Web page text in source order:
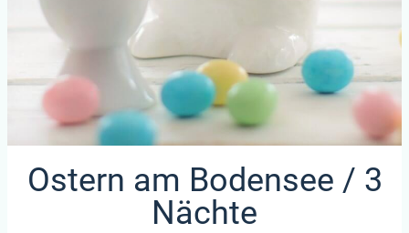
Ostern am Bodensee / 3
Nächte